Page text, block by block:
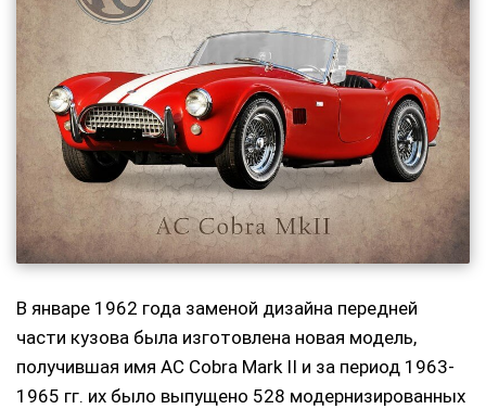
В январе 1962 года заменой дизайна передней
части кузова была изготовлена новая модель,
получившая имя AC Cobra Mark II и за период 1963-
1965 гг. их было выпущено 528 модернизированных